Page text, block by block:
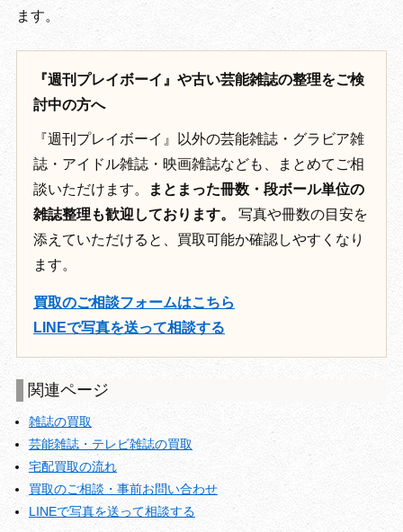
ます。
『週刊プレイボーイ』や古い芸能雑誌の整理をご検
討中の方へ
『週刊プレイボーイ』以外の芸能雑誌・グラビア雑
誌・アイドル雑誌・映画雑誌なども、まとめてご相
談いただけます。
まとまった冊数・段ボール単位の
雑誌整理も歓迎しております。
写真や冊数の目安を
添えていただけると、買取可能か確認しやすくなり
ます。
買取のご相談フォームはこちら
LINEで写真を送って相談する
関連ページ
雑誌の買取
芸能雑誌・テレビ雑誌の買取
宅配買取の流れ
買取のご相談・事前お問い合わせ
LINEで写真を送って相談する